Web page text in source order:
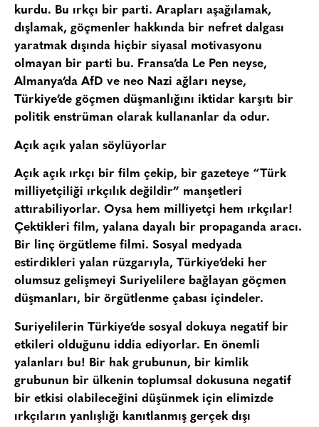
kurdu. Bu ırkçı bir parti. Arapları aşağılamak,
dışlamak, göçmenler hakkında bir nefret dalgası
yaratmak dışında hiçbir siyasal motivasyonu
olmayan bir parti bu. Fransa’da Le Pen neyse,
Almanya’da AfD ve neo Nazi ağları neyse,
Türkiye’de göçmen düşmanlığını iktidar karşıtı bir
politik enstrüman olarak kullananlar da odur.
Açık açık yalan söylüyorlar
Açık açık ırkçı bir film çekip, bir gazeteye “Türk
milliyetçiliği ırkçılık değildir” manşetleri
attırabiliyorlar. Oysa hem milliyetçi hem ırkçılar!
Çektikleri film, yalana dayalı bir propaganda aracı.
Bir linç örgütleme filmi. Sosyal medyada
estirdikleri yalan rüzgarıyla, Türkiye’deki her
olumsuz gelişmeyi Suriyelilere bağlayan göçmen
düşmanları, bir örgütlenme çabası içindeler.
Suriyelilerin Türkiye’de sosyal dokuya negatif bir
etkileri olduğunu iddia ediyorlar. En önemli
yalanları bu! Bir hak grubunun, bir kimlik
grubunun bir ülkenin toplumsal dokusuna negatif
bir etkisi olabileceğini düşünmek için elimizde
ırkçıların yanlışlığı kanıtlanmış gerçek dışı